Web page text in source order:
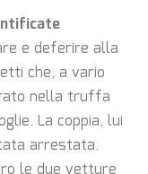
e deferire alla
che, a vario
nella truffa
La coppia, lui
arrestata.